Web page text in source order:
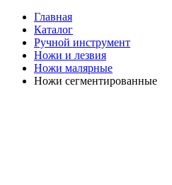
Главная
Каталог
Ручной инструмент
Ножи и лезвия
Ножи малярные
Ножи сегментированные